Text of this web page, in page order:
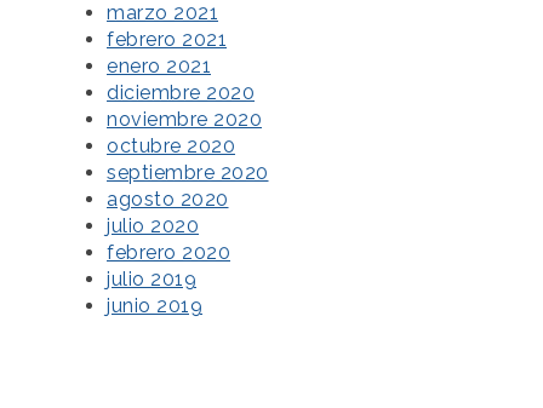
marzo 2021
febrero 2021
enero 2021
diciembre 2020
noviembre 2020
octubre 2020
septiembre 2020
agosto 2020
julio 2020
febrero 2020
julio 2019
junio 2019